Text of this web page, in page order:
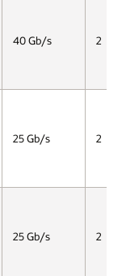
40 Gb/s 2
25 Gb/s 2
25 Gb/s 2